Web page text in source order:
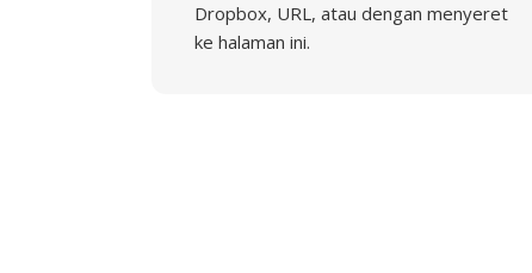
Dropbox, URL, atau dengan menyeret
ke halaman ini.